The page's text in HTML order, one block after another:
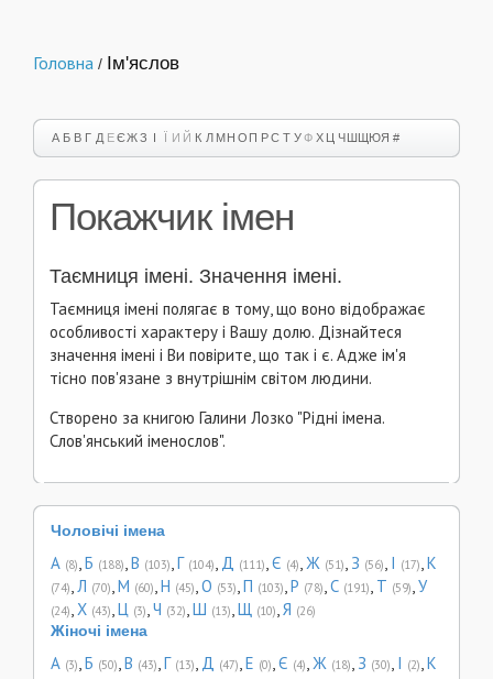
Головна / Ім'яслов
А Б В Г Д Е ЄЖЗ І Ї И Й К Л М Н О П Р С Т У Ф Х Ц Ч ШЩЮЯ #
Покажчик імен
Таємниця імені. Значення імені.
Таємниця імені полягає в тому, що воно відображає
особливості характеру і Вашу долю. Дізнайтеся
значення імені і Ви повірите, що так і є. Адже ім'я
тісно пов'язане з внутрішнім світом людини.
Створено за книгою Галини Лозко "Рідні імена.
Слов'янський іменослов".
Чоловічі імена
А (8),Б (188),В (103),Г (104), Д (111),Є (4),Ж (51), З (56), І (17),К
(74),Л (70),М (60),Н (45),О (53),П (103),Р (78),С (191), Т (59),У
(24),Х (43),Ц (3),Ч (32),Ш (13),Щ (10),Я (26)
Жіночі імена
А (3),Б (50),В (43),Г (13), Д (47),Е (0),Є (4),Ж (18), З (30), І (2),К